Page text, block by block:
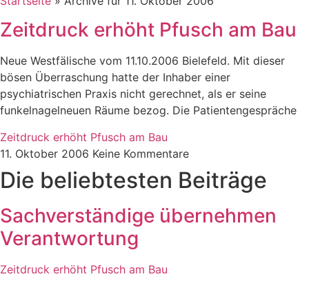
Zeitdruck erhöht Pfusch am Bau
Neue Westfälische vom 11.10.2006 Bielefeld. Mit dieser
bösen Überraschung hatte der Inhaber einer
psychiatrischen Praxis nicht gerechnet, als er seine
funkelnagelneuen Räume bezog. Die Patientengespräche
Zeitdruck erhöht Pfusch am Bau
11. Oktober 2006 Keine Kommentare
Die beliebtesten Beiträge
Sachverständige übernehmen
Verantwortung
Zeitdruck erhöht Pfusch am Bau